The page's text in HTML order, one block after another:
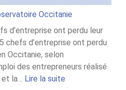
Occitanie
d’entreprise ont perdu leur
chefs d’entreprise ont perdu
Occitanie, selon
des entrepreneurs réalisé
et la… Lire la suite: